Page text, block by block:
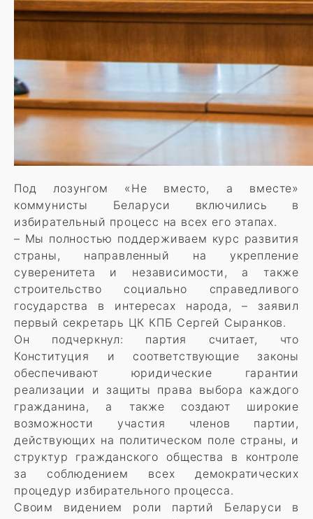
Под лозунгом «Не вместо, а вместе»
коммунисты Беларуси включились в
избирательный процесс на всех его этапах.
– Мы полностью поддерживаем курс развития
страны, направленный на укрепление
суверенитета и независимости, а также
строительство социально справедливого
государства в интересах народа, – заявил
первый секретарь ЦК КПБ Сергей Сыранков.
Он подчеркнул: партия считает, что
Конституция и соответствующие законы
обеспечивают юридические гарантии
реализации и защиты права выбора каждого
гражданина, а также создают широкие
возможности участия членов партии,
действующих на политическом поле страны, и
структур гражданского общества в контроле
за соблюдением всех демократических
процедур избирательного процесса.
Своим видением роли партий Беларуси в